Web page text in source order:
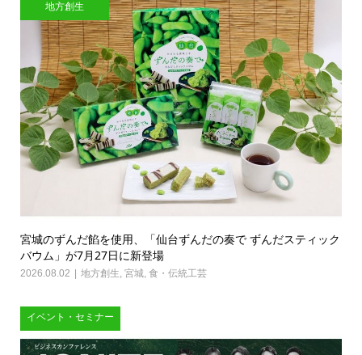
地方創生
宮城のずんだ餡を使用、「仙台ずんだの奏で ずんだスティック
バウム」が7月27日に新登場
2026.08.02 地方創生, 宮城, 食・伝統工芸
イベント・セミナー